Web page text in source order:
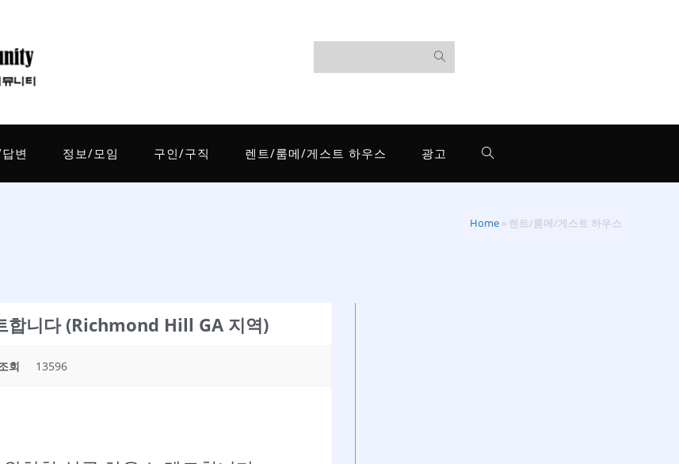
변 정보/모임 구인/구직 렌트/룸메/게스트 하우스 광고
Home » 렌트/룸메/게스트 하우스
합니다 (Richmond Hill GA 지역)
회 13596